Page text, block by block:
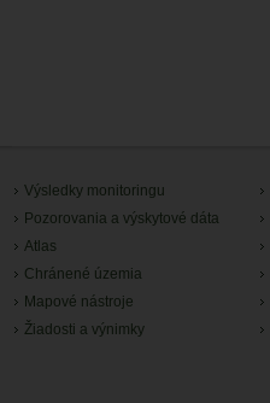
Výsledky monitoringu
Pozorovania a výskytové dáta
Atlas
Chránené územia
Mapové nástroje
Žiadosti a výnimky